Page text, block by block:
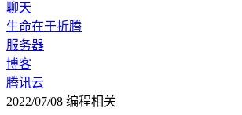
聊天
生命在于折腾
服务器
博客
腾讯云
2022/07/08 编程相关